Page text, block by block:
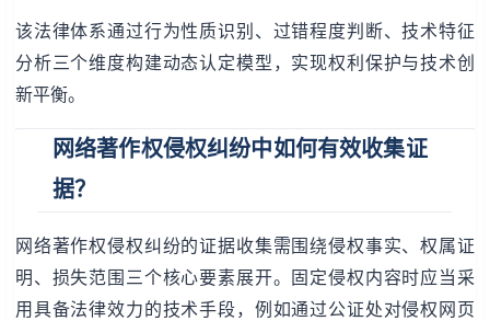
该法律体系通过行为性质识别、过错程度判断、技术特征
分析三个维度构建动态认定模型，实现权利保护与技术创
新平衡。
网络著作权侵权纠纷中如何有效收集证
据？
网络著作权侵权纠纷的证据收集需围绕侵权事实、权属证
明、损失范围三个核心要素展开。固定侵权内容时应当采
用具备法律效力的技术手段，例如通过公证处对侵权网页